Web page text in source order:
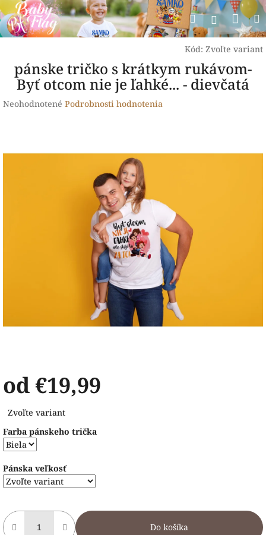
Prejsť
na
obsah
Hľadať
Kód: Zvoľte variant
pánske tričko s krátkym rukávom-
Byť otcom nie je ľahké... - dievčatá
Priemerné
0,0
Neohodnotené Podrobnosti hodnotenia
od €19,99
cena:
Zvoľte variant
Farba pánskeho trička
Pánska veľkosť
Do košíka